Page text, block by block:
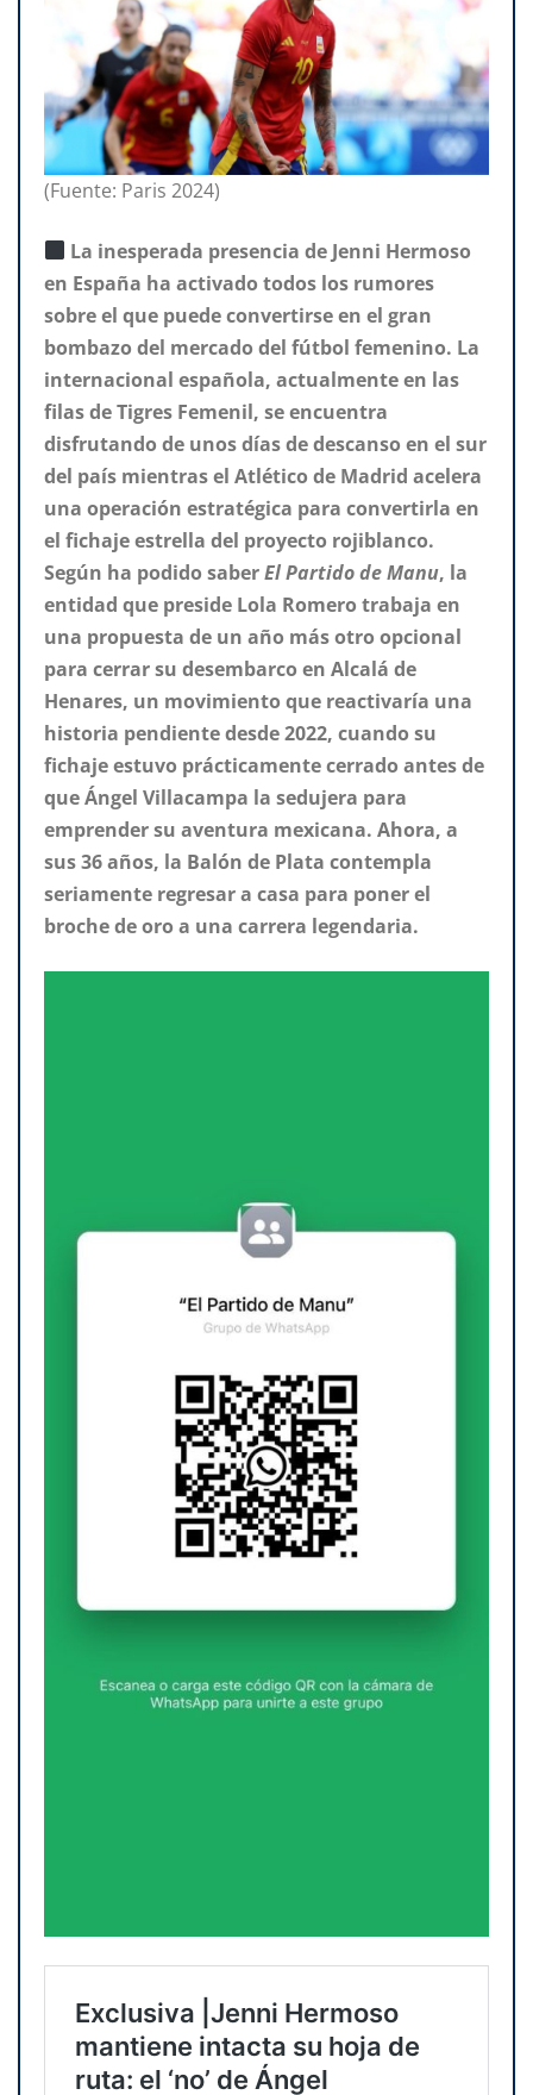
(Fuente: Paris 2024)
La inesperada presencia de Jenni Hermoso
en España ha activado todos los rumores
sobre el que puede convertirse en el gran
bombazo del mercado del fútbol femenino. La
internacional española, actualmente en las
filas de Tigres Femenil, se encuentra
disfrutando de unos días de descanso en el sur
del país mientras el Atlético de Madrid acelera
una operación estratégica para convertirla en
el fichaje estrella del proyecto rojiblanco.
Según ha podido saberEl Partido de Manu, la
entidad que preside Lola Romero trabaja en
una propuesta de un año más otro opcional
para cerrar su desembarco en Alcalá de
Henares, un movimiento que reactivaría una
historia pendiente desde 2022, cuando su
fichaje estuvo prácticamente cerrado antes de
que Ángel Villacampa la sedujera para
emprender su aventura mexicana. Ahora, a
sus 36 años, la Balón de Plata contempla
seriamente regresar a casa para poner el
broche de oro a una carrera legendaria.